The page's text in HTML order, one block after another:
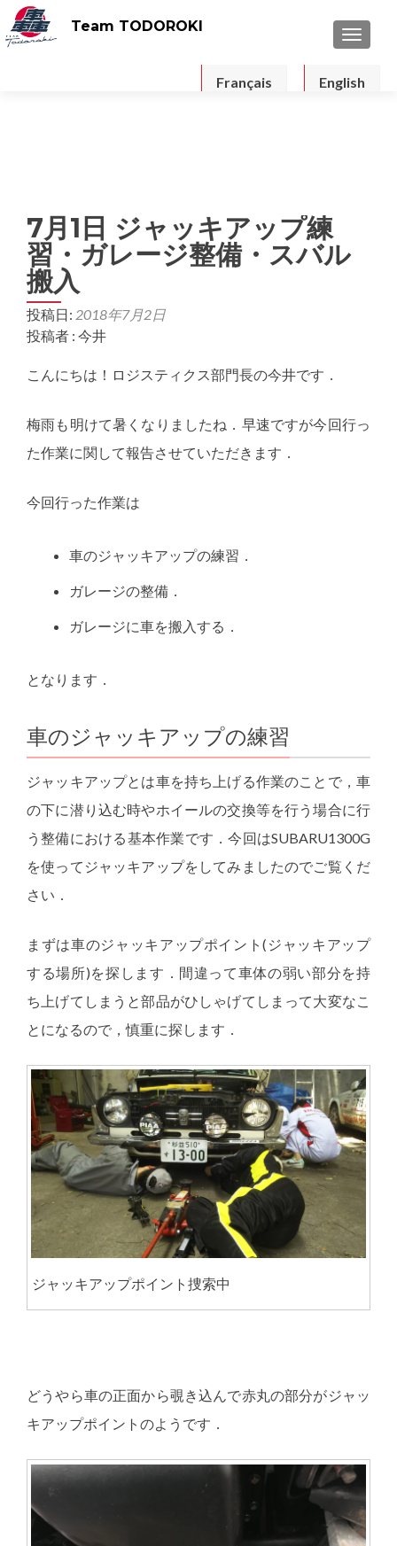
ナビゲ
Team TODOROKI
English
Français
7月1日 ジャッキアップ練
習・ガレージ整備・スバル
搬入
投稿日: 2018年7月2日
投稿者 : 今井
こんにちは！ロジスティクス部門長の今井です．
梅雨も明けて暑くなりましたね．早速ですが今回行っ
た作業に関して報告させていただきます．
今回行った作業は
車のジャッキアップの練習．
ガレージの整備．
ガレージに車を搬入する．
となります．
車のジャッキアップの練習
ジャッキアップとは車を持ち上げる作業のことで，車
の下に潜り込む時やホイールの交換等を行う場合に行
う整備における基本作業です．今回はSUBARU1300G
を使ってジャッキアップをしてみましたのでご覧くだ
さい．
まずは車のジャッキアップポイント(ジャッキアップ
する場所)を探します．間違って車体の弱い部分を持
ち上げてしまうと部品がひしゃげてしまって大変なこ
とになるので，慎重に探します．
ジャッキアップポイント捜索中
どうやら車の正面から覗き込んで赤丸の部分がジャッ
キアップポイントのようです．